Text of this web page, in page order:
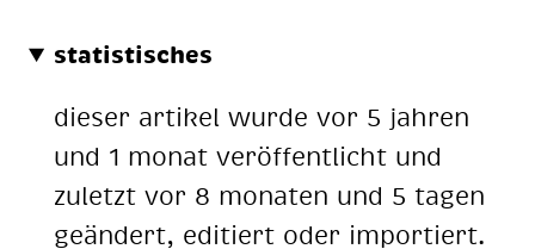
statistisches
dieser artikel wurde vor 5 jahren
und 1 monat veröffentlicht und
zuletzt vor 8 monaten und 5 tagen
geändert, editiert oder importiert.